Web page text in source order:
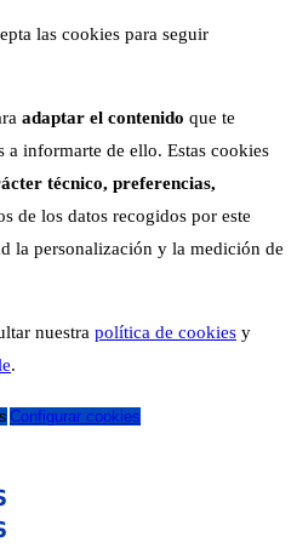
las cookies para seguir
adaptar el contenido que te
a informarte de ello. Estas cookies
técnico, preferencias,
de los datos recogidos por este
la personalización y la medición de
nuestra política de cookies y
.
Configurar cookies